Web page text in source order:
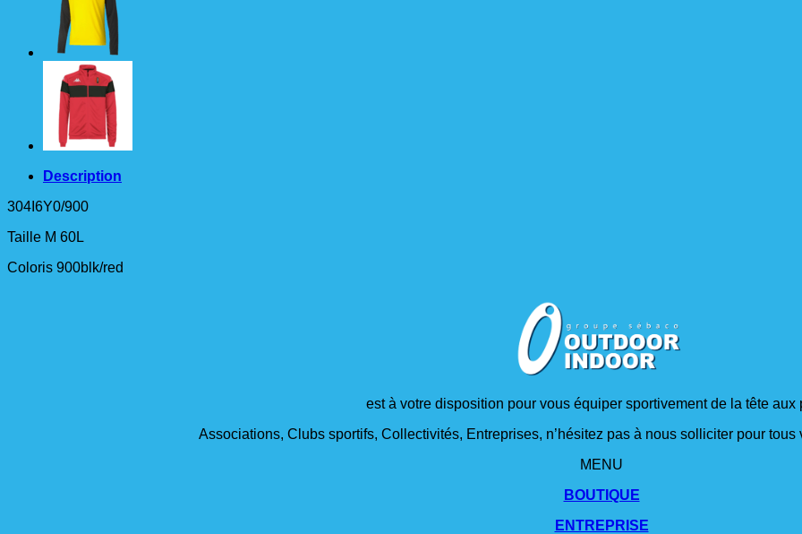
Description
304I6Y0/900
Taille M 60L
Coloris 900blk/red
est à votre disposition pour vous équiper sportivement de la tête aux
Associations, Clubs sportifs, Collectivités, Entreprises, n’hésitez pas à nous solliciter pour
MENU
BOUTIQUE
ENTREPRISE